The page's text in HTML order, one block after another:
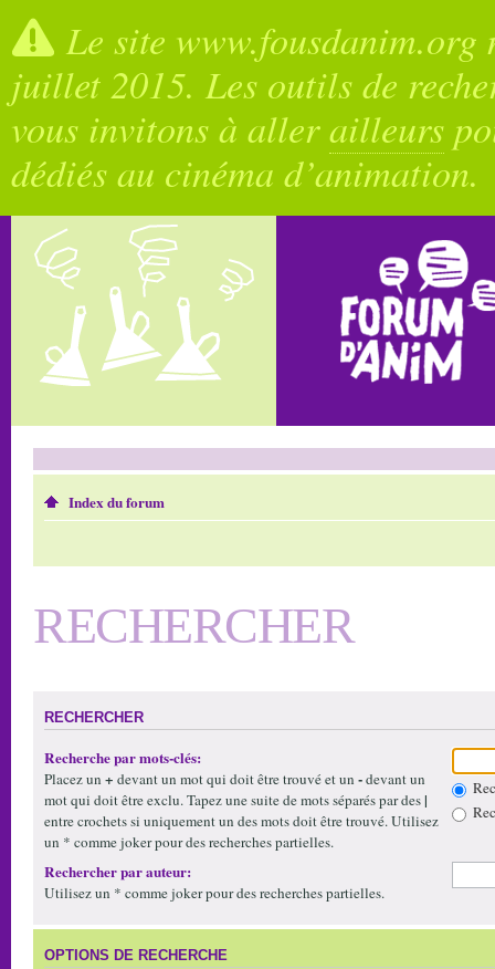
Le site
juillet 2015. Les outils de
vous invitons à allerailleurs
dédiés au cinéma d’animation.
Index du forum
RECHERCHER
RECHERCHER
Recherche par mots-clés:
Placez un + devant un mot qui doit être trouvé et un -devant un
mot qui doit être exclu. Tapez une suite de mots séparés par des|
entre crochets si uniquement un des mots doit être trouvé. Utilisez
un * comme joker pour des recherches partielles.
Rechercher par auteur:
Utilisez un * comme joker pour des recherches partielles.
OPTIONS DE RECHERCHE